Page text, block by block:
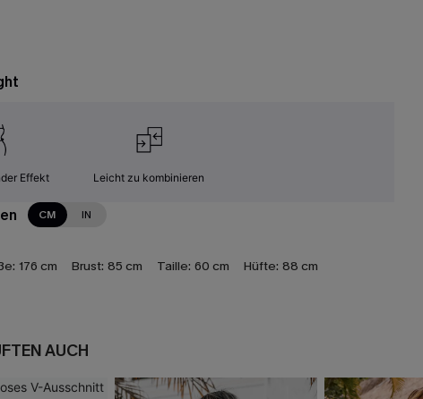
Effekt Leicht zu kombinieren
CM IN
176 cm Brust: 85 cm Taille: 60 cm Hüfte: 88 cm
AUCH